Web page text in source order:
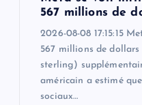
567 millions de
2026-08-08 17:15:15
567 millions de
sterling)
américain a estimé
sociaux…